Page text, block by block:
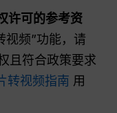
许可的参考资
视频”功能，请
且符合政策要求
转视频指南 用